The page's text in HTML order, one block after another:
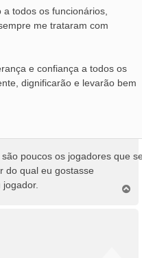
todos os funcionários,
me trataram com
e confiança a todos os
dignificarão e levarão bem
poucos os jogadores que
do qual eu gostasse